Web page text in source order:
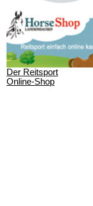
Der Reitsport
Online-Shop